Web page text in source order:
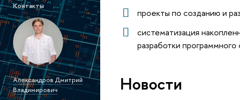
Контакты
Александров Дмитрий
Владимирович
проекты по созданию и
систематизация
разработки
Новости